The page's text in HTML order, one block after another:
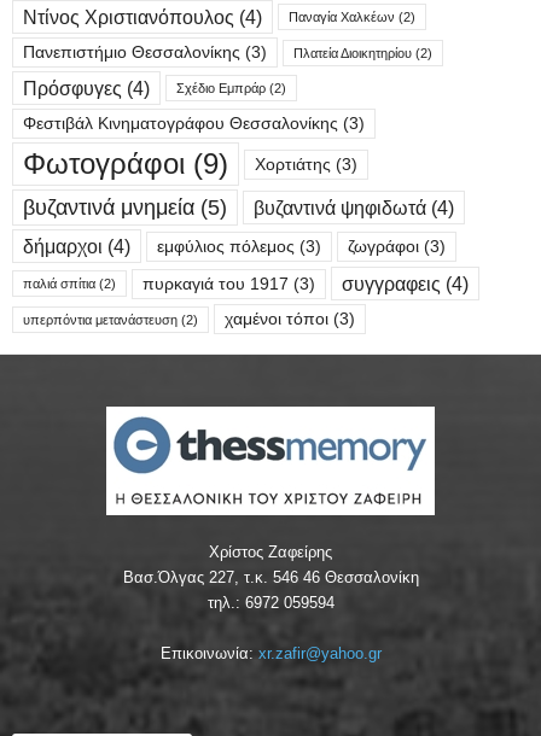
Ντίνος Χριστιανόπουλος (4) Παναγία Χαλκέων (2)
Πανεπιστήμιο Θεσσαλονίκης (3) Πλατεία Διοικητηρίου (2)
Πρόσφυγες (4) Σχέδιο Εμπράρ (2)
Φεστιβάλ Κινηματογράφου Θεσσαλονίκης (3)
Φωτογράφοι (9) Χορτιάτης (3)
βυζαντινά μνημεία (5) βυζαντινά ψηφιδωτά (4)
δήμαρχοι (4) εμφύλιος πόλεμος (3) ζωγράφοι (3)
παλιά σπίτια (2) πυρκαγιά του 1917 (3) συγγραφεις (4)
υπερπόντια μετανάστευση (2) χαμένοι τόποι (3)
Χρίστος Ζαφείρης
Βασ.Όλγας 227, τ.κ. 546 46 Θεσσαλονίκη
τηλ.: 6972 059594
Επικοινωνία: xr.zafir@yahoo.gr